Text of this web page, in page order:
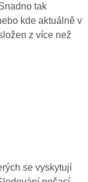
tak
kde aktuálně v
z více než
se vyskytují